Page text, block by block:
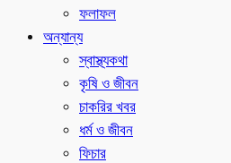
ফলাফল
অন্যান্য
স্বাস্থ্যকথা
কৃষি ও জীবন
চাকরির খবর
ধর্ম ও জীবন
ফিচার